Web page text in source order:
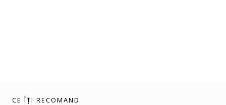
CE ÎȚI RECOMAND